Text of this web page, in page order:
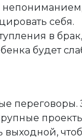
себя.
в
будет
переговоры.